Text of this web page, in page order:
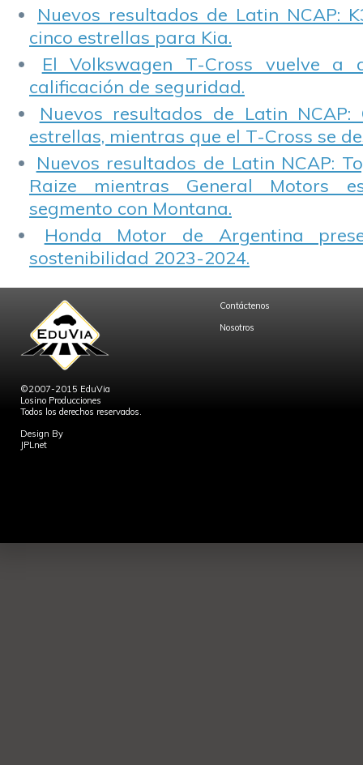
Nuevos resultados de Latin NCAP:
cinco estrellas para Kia.
El Volkswagen T-Cross vuelve a
calificación de seguridad.
Nuevos resultados de Latin NCAP:
estrellas, mientras que el T-Cross se
Nuevos resultados de Latin NCAP:
Raize mientras General Motors
segmento con Montana.
Honda Motor de Argentina
sostenibilidad 2023-2024.
©2007-2015 EduVia
Losino Producciones
Todos los derechos reservados.
Design By
JPLnet
Contáctenos
Nosotros